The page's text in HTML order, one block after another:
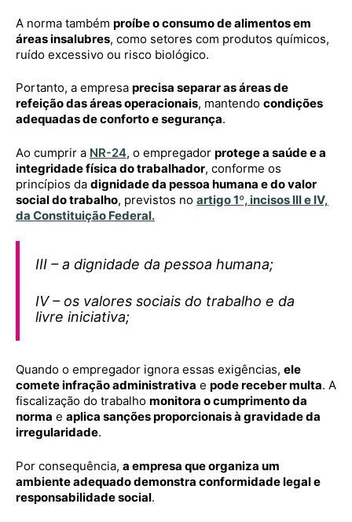
A norma também proíbe o consumo de alimentos em
áreas insalubres, como setores com produtos químicos,
ruído excessivo ou risco biológico.
Portanto, a empresa precisa separar as áreas de
refeição das áreas operacionais, mantendo condições
adequadas de conforto e segurança.
Ao cumprir a NR-24, o empregador protege a saúde e a
integridade física do trabalhador, conforme os
princípios da dignidade da pessoa humana e do valor
social do trabalho, previstos no artigo 1º, incisos III e IV,
da Constituição Federal.
III – a dignidade da pessoa humana;
IV – os valores sociais do trabalho e da
livre iniciativa;
Quando o empregador ignora essas exigências, ele
comete infração administrativa e pode receber multa. A
fiscalização do trabalho monitora o cumprimento da
norma e aplica sanções proporcionais à gravidade da
irregularidade.
Por consequência, a empresa que organiza um
ambiente adequado demonstra conformidade legal e
responsabilidade social.